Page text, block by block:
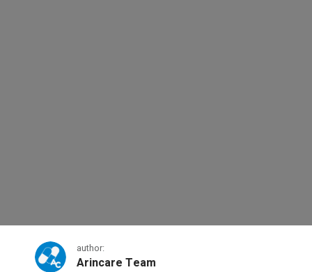
pos_wizard2
author:
Arincare Team